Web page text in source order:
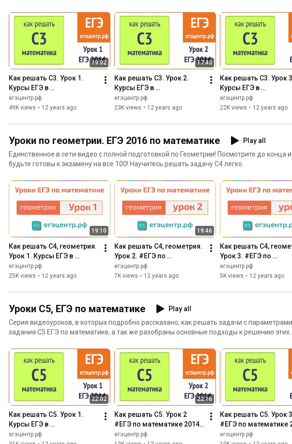
19:02
Как решать С3. Урок 1.
Курсы ЕГЭ в
Новосибирске. Что такое
метод интервалов
егэцентр.рф
49K views • 12 years ago
17:43
Как решать С3. Урок 2.
Курсы ЕГЭ в
Новосибирске. Метод
интервалов, продолжение
егэцентр.рф
23K views • 12 years ago
Как решать С3. Урок
Курсы ЕГЭ в
Новосибирске.
Показательные
егэцентр.рф
22K views • 12 years ago
Уроки по геометрии. ЕГЭ 2016 по математике
Play all
Единственное в сети видео с полной подготовкой по Геометрии! Посмотрите до конца и
будьте готовы к экзамену на все 100! Научитесь решать задачу С4 легко.
19:10
Как решать С4, геометрия.
Урок 1. Курсы ЕГЭ в
Новосибирске. Медиана в
прямоугольном
егэцентр.рф
25K views • 12 years ago
19:46
Как решать С4, геометрия.
Урок 2. #ЕГЭ по
математике 2014.
Медиана прямоугольного
егэцентр.рф
7K views • 12 years ago
Как решать С4,
Урок 3. #ЕГЭ по
математике 2014.
Медиана в
треугольнике.
егэцентр.рф
5K views • 12 years ago
Уроки С5, ЕГЭ по математике
Play all
Серия видеоуроков, в которых подробно рассказано, как решать задачи с
задания С5 ЕГЭ по математике, а так же разобраны основные подходы к решению этих
22:02
Как решать С5. Урок 1.
Курсы ЕГЭ в
Новосибирске. Простые
егэцентр.рф
22:16
Как решать С5. Урок 2
#ЕГЭ по математике 2014.
Квадратичная функция в
егэцентр.рф
Как решать С5. Урок
#ЕГЭ по математике
Вершина параболы,
егэцентр.рф